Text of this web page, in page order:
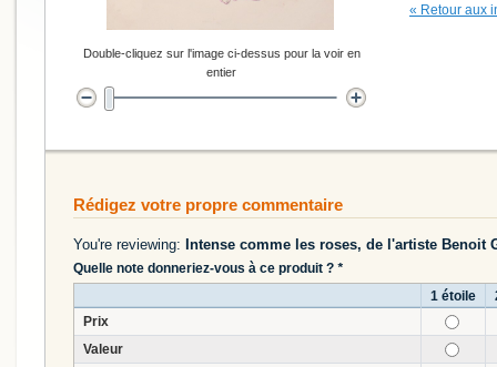
« Retour aux
Double-cliquez sur l'image ci-dessus pour la voir en
entier
Rédigez votre propre commentaire
You're reviewing: Intense comme les roses, de l'artiste Benoit
Quelle note donneriez-vous à ce produit ? *
1 étoile
Prix
Valeur